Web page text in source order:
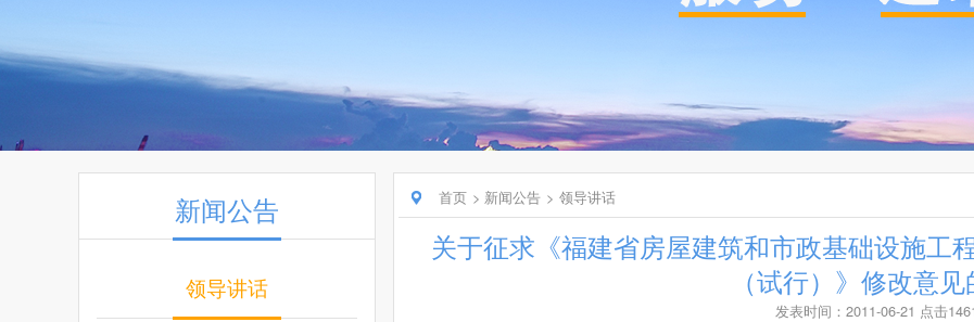
新闻公告
领导讲话
首页 新闻公告 领导讲话
关于征求《福建省房屋建筑和市政基础设施工
（试行）》修改意
发表时间：2011-06-21 点击